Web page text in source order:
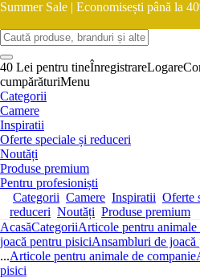
Summer Sale | Economisești până la
40 Lei pentru tineÎnregistrareLogare
cumpărăturiMenu
Categorii
Camere
Inspiratii
Oferte speciale și reduceri
Noutăți
Produse premium
Pentru profesioniști
Categorii Camere Inspiratii Oferte
reduceri Noutăți Produse premium
AcasăCategoriiArticole pentru animale
joacă pentru pisiciAnsambluri de joacă
...Articole pentru animale de companie
pisici